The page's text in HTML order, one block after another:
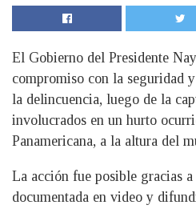
El Gobierno del Presidente
compromiso con la seguridad
la delincuencia, luego de la
involucrados en un hurto
Panamericana, a la altura del
La acción fue posible gracias
documentada en video y